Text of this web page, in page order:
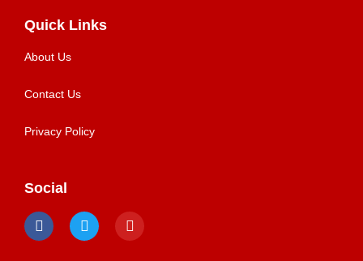
Quick Links
About Us
Contact Us
Privacy Policy
Social